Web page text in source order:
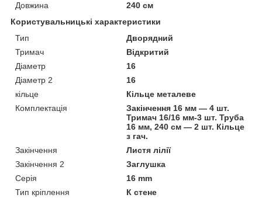
Довжина
240 см
Користувальницькі характеристики
Тип
Дворядний
Тримач
Відкритий
Діаметр
16
Діаметр 2
16
кільце
Кільце металеве
Комплектація
Закінчення 16 мм — 4 шт.
Тримач 16/16 мм-3 шт. Труба
16 мм, 240 см — 2 шт. Кільце
з гач.
Закінчення
Листя лілії
Закінчення 2
Заглушка
Серія
16 mm
Тип кріплення
К стене